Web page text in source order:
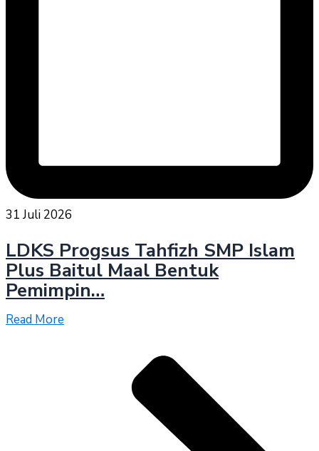
31 Juli 2026
LDKS Progsus Tahfizh SMP Islam
Plus Baitul Maal Bentuk
Pemimpin…
Read More